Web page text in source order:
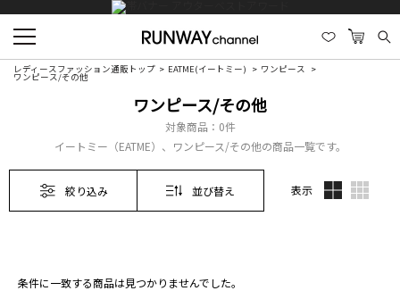
レディースファッション通販トップ EATME(イートミー) ワンピース
ワンピース/その他
ワンピース/その他
対象商品： 0件
イートミー（EATME）、ワンピース/その他の商品一覧です。
絞り込み 並び替え 表示
条件に一致する商品は見つかりませんでした。